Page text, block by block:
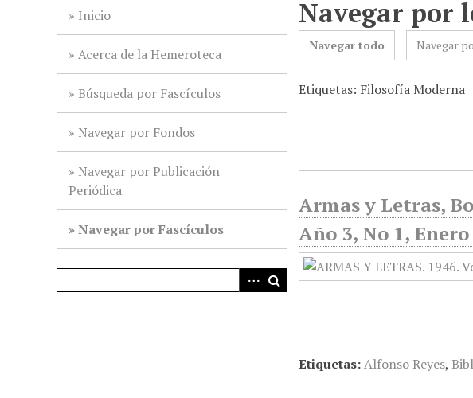
Inicio
Acerca de la Hemeroteca
Búsqueda por Fascículos
Navegar por Fondos
Navegar por Publicación
Periódica
Navegar por Fascículos
Navegar por
Navegar todo Navegar
Etiquetas: Filosofía Moderna
Armas y Letras,
Año 3, No 1,
Etiquetas:Alfonso Reyes,